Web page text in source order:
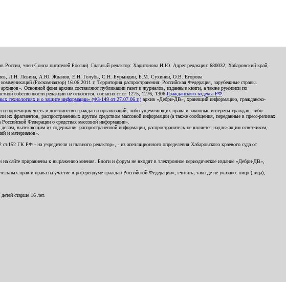
член Союза писателей России). Главный редактор: Харитонова И.Ю. Адрес редакции: 680032, Хабаровский край,
Л.Н. Левина, А.Ю. Жданов, Е.Н. Голубь, С.Н. Бурындин, Б.М. Сухинин, О.В. Егорова
(Роскомнадзор) 16.06.2011 г. Территория распространения: Российская Федерация, зарубежные страны.
архивов». Основной фонд архива составляют публикации газет и журналов, изданные книги, а также рукописи по
собственности редакции не относятся, согласно ст.ст. 1275, 1276, 1306 Гражданского кодекса РФ
технологиях и о защите информации» (ФЗ-149 от 27.07.06 г.) архив «Дебри-ДВ», хранящий информацию, гражданско-
порочащих честь и достоинство граждан и организаций, либо ущемляющих права и законные интересы граждан, либо
фрагментов, распространенных другим средством массовой информации (а также сообщения, переданные в пресс-релизах
Федерации о средствах массовой информации».
вытекающим из содержания распространенной информации, распространитель не является надлежащим ответчиком,
и материалов».
ГК РФ - на учредителя и главного редактор», - из апелляционного определения Хабаровского краевого суда от
на сайте приравнены к выражению мнения. Блоги и форум не входят в электронное периодическое издание «Дебри-ДВ»,
прав и права на участие в референдуме граждан Российской Федерации»; считать, там где не указано: лицо (лица),
старше 16 лет.